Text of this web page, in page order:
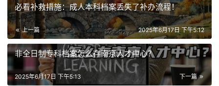
必看补救措施：成人本科档案丢失了补办流程！
上一篇 2025年6月17日 下午5:12
非全日制专科档案怎么存南京人才中心？
下一篇
2025年6月17日 下午5:13